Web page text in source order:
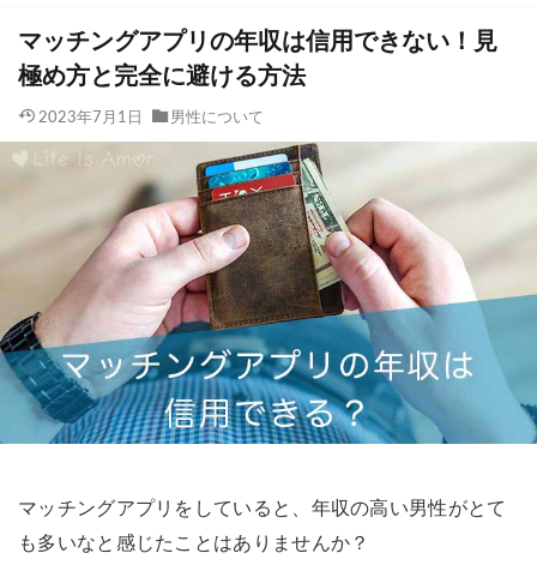
マッチングアプリの年収は信用できない！見
極め方と完全に避ける方法
2023年7月1日 男性について
マッチングアプリをしていると、年収の高い男性がとて
も多いなと感じたことはありませんか？